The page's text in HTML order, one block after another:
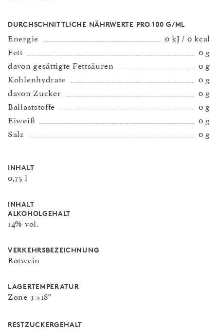
DURCHSCHNITTLICHE NÄHRWERTE PRO 100 G/ML
Energie
0 kJ / 0 kcal
Fett
0 g
davon gesättigte Fettsäuren
0 g
Kohlenhydrate
0 g
davon Zucker
0 g
Ballaststoffe
0 g
Eiweiß
0 g
Salz
0 g
INHALT
0,75 l
INHALT
ALKOHOLGEHALT
14% vol.
VERKEHRSBEZEICHNUNG
Rotwein
LAGERTEMPERATUR
Zone 3 >18°
RESTZUCKERGEHALT